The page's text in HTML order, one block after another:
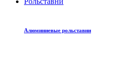
Алюминиевые рольставни